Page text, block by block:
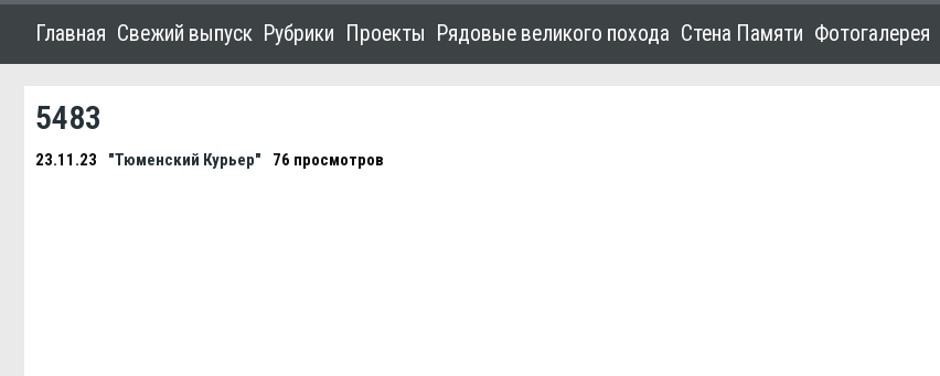
Главная Свежий выпуск Рубрики Проекты Рядовые великого похода Стена Памяти Фотогалерея
5483
23.11.23 "Тюменский Курьер" 76 просмотров